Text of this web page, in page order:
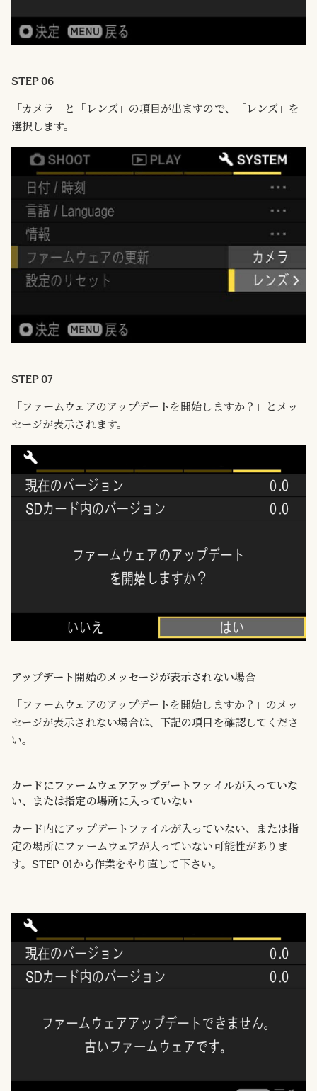
STEP 06
「カメラ」と「レンズ」の項目が出ますので、「レンズ」を
選択します。
STEP 07
「ファームウェアのアップデートを開始しますか？」とメッ
セージが表示されます。
アップデート開始のメッセージが表示されない場合
「ファームウェアのアップデートを開始しますか？」のメッ
セージが表示されない場合は、下記の項目を確認してくださ
い。
カードにファームウェアアップデートファイルが入っていな
い、または指定の場所に入っていない
カード内にアップデートファイルが入っていない、または指
定の場所にファームウェアが入っていない可能性がありま
す。STEP 01から作業をやり直して下さい。